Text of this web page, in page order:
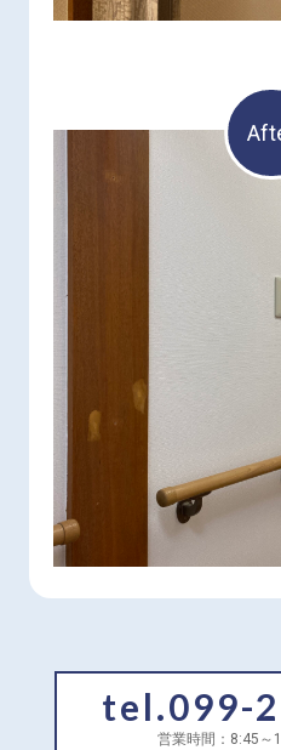
tel.099-
営業時間：8:45～